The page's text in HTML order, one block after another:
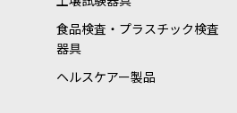
食品検査・プラスチック検査
器具
ヘルスケアー製品